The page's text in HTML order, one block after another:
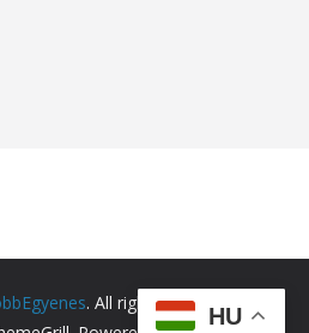
. All rights reserved.
HU